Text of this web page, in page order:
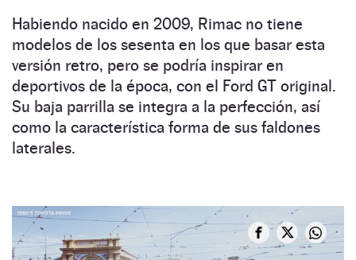
Habiendo nacido en 2009, Rimac no tiene
modelos de los sesenta en los que basar esta
versión retro, pero se podría inspirar en
deportivos de la época, con el Ford GT original.
Su baja parrilla se integra a la perfección, así
como la característica forma de sus faldones
laterales.